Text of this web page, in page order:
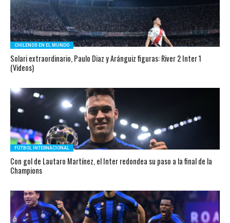
CHILENOS EN EL MUNDO
Solari extraordinario, Paulo Diaz y Aránguiz figuras: River 2 Inter 1
(Videos)
FÚTBOL INTERNACIONAL
Con gol de Lautaro Martínez, el Inter redondea su paso a la final de la
Champions